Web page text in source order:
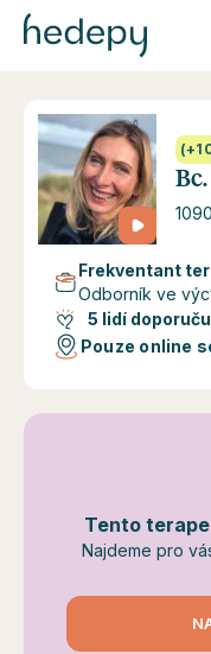
Frekventant
Odborník ve
5 lidí
Pouze online
Tento
Najdeme pro